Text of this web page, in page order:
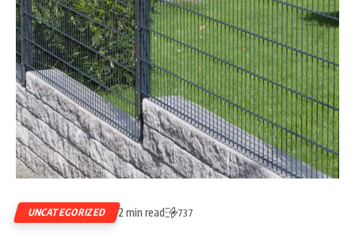
UNCATEGORIZED 2 min read 737